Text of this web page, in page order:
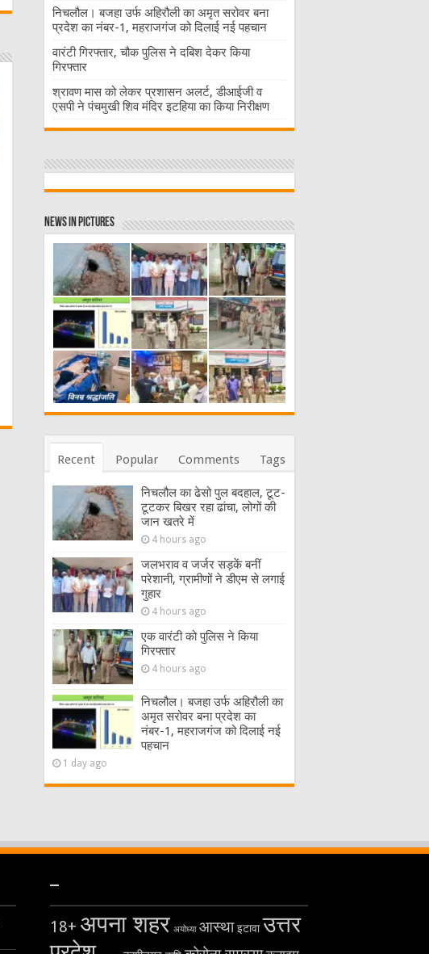
निचलौल। बजहा उर्फ अहिरौली का अमृत सरोवर बना
प्रदेश का नंबर-1, महराजगंज को दिलाई नई पहचान
वारंटी गिरफ्तार, चौक पुलिस ने दबिश देकर किया
गिरफ्तार
श्रावण मास को लेकर प्रशासन अलर्ट, डीआईजी व
एसपी ने पंचमुखी शिव मंदिर इटहिया का किया निरीक्षण
News in Pictures
Recent Popular Comments Tags
निचलौल का ढेसो पुल बदहाल, टूट-
टूटकर बिखर रहा ढांचा, लोगों की
जान खतरे में
4 hours ago
जलभराव व जर्जर सड़कें बनीं
परेशानी, ग्रामीणों ने डीएम से लगाई
गुहार
4 hours ago
एक वारंटी को पुलिस ने किया
गिरफ्तार
4 hours ago
निचलौल। बजहा उर्फ अहिरौली का
अमृत सरोवर बना प्रदेश का
नंबर-1, महराजगंज को दिलाई नई
पहचान
1 day ago
–
18+ अपना शहर अयोध्या आस्था इटावा उत्तर